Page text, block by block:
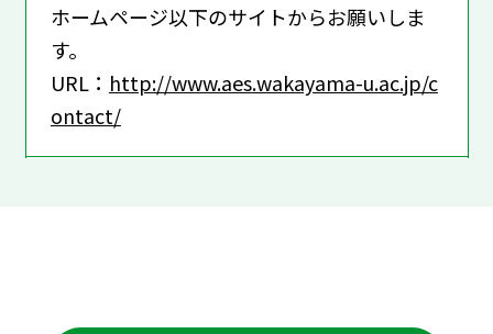
ホームページ以下のサイトからお願いしま
す。
URL： http://www.aes.wakayama-u.ac.jp/c
ontact/